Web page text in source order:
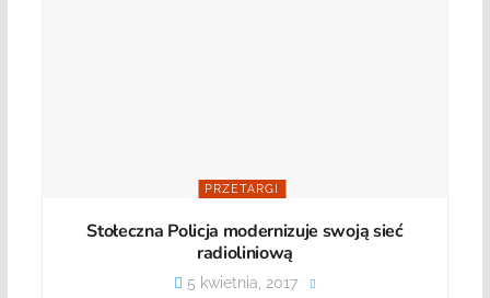
PRZETARGI
Stołeczna Policja modernizuje swoją sieć
radioliniową
5 kwietnia, 2017